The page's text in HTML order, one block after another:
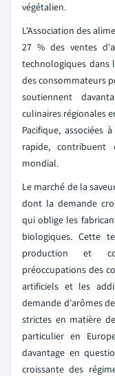
végétalien.
L'Association des
27 % des ventes
technologiques dans
des consommateurs
soutiennent
culinaires régionales
Pacifique, associées
rapide,
mondial.
Le marché de la
dont la demande
qui oblige les
biologiques. Cette
production et
préoccupations des
artificiels et les
demande d'arômes
strictes en matière
particulier en
davantage en
croissante des